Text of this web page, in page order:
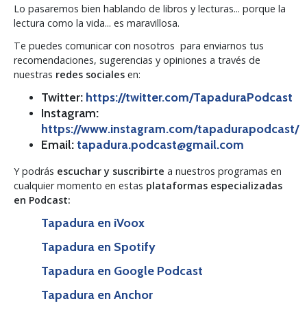
Lo pasaremos bien hablando de libros y lecturas... porque la
lectura como la vida... es maravillosa.
Te puedes comunicar con nosotros para enviarnos tus
recomendaciones, sugerencias y opiniones a través de
nuestras redes sociales en:
Twitter: https://twitter.com/TapaduraPodcast
Instagram:
https://www.instagram.com/tapadurapodcast/
Email:tapadura.podcast@gmail.com
Y podrás escuchar y suscribirte a nuestros programas en
cualquier momento en estas plataformas especializadas
en Podcast:
Tapadura en iVoox
Tapadura en Spotify
Tapadura en Google Podcast
Tapadura en Anchor